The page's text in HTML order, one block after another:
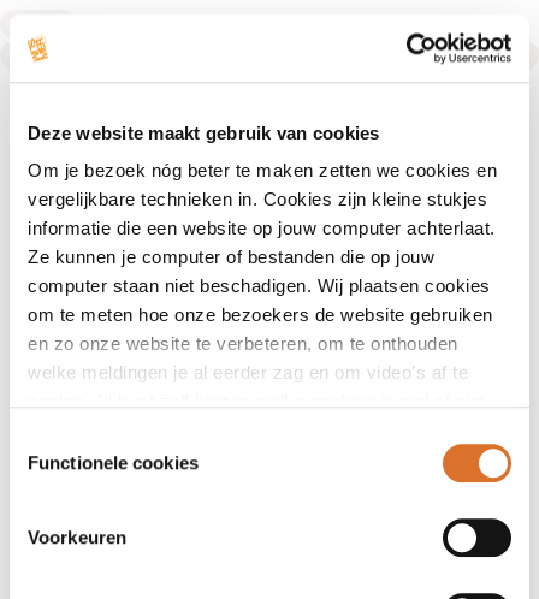
Deze website maakt gebruik van cookies
Om je bezoek nóg beter te maken zetten we cookies en
vergelijkbare technieken in. Cookies zijn kleine stukjes
informatie die een website op jouw computer achterlaat.
Ze kunnen je computer of bestanden die op jouw
computer staan niet beschadigen. Wij plaatsen cookies
om te meten hoe onze bezoekers de website gebruiken
en zo onze website te verbeteren, om te onthouden
welke meldingen je al eerder zag en om video’s af te
Functionele cookies
Voorkeuren
Diëtist